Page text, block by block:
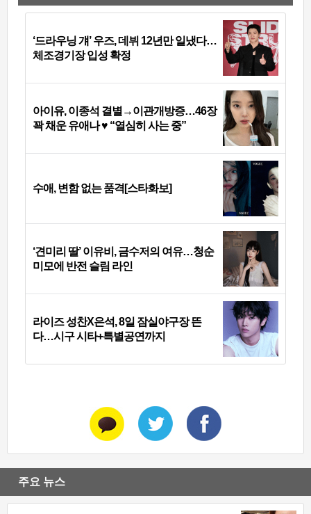
‘드라우닝 걔’ 우즈, 데뷔 12년만 일냈다…
체조경기장 입성 확정
아이유, 이종석 결별→이관개방증…46장
꽉 채운 유애나 ♥ “열심히 사는 중”
수애, 변함 없는 품격[스타화보]
‘견미리 딸’ 이유비, 금수저의 여유…청순
미모에 반전 슬림 라인
라이즈 성찬X은석, 8일 잠실야구장 뜬
다…시구 시타+특별공연까지
주요 뉴스